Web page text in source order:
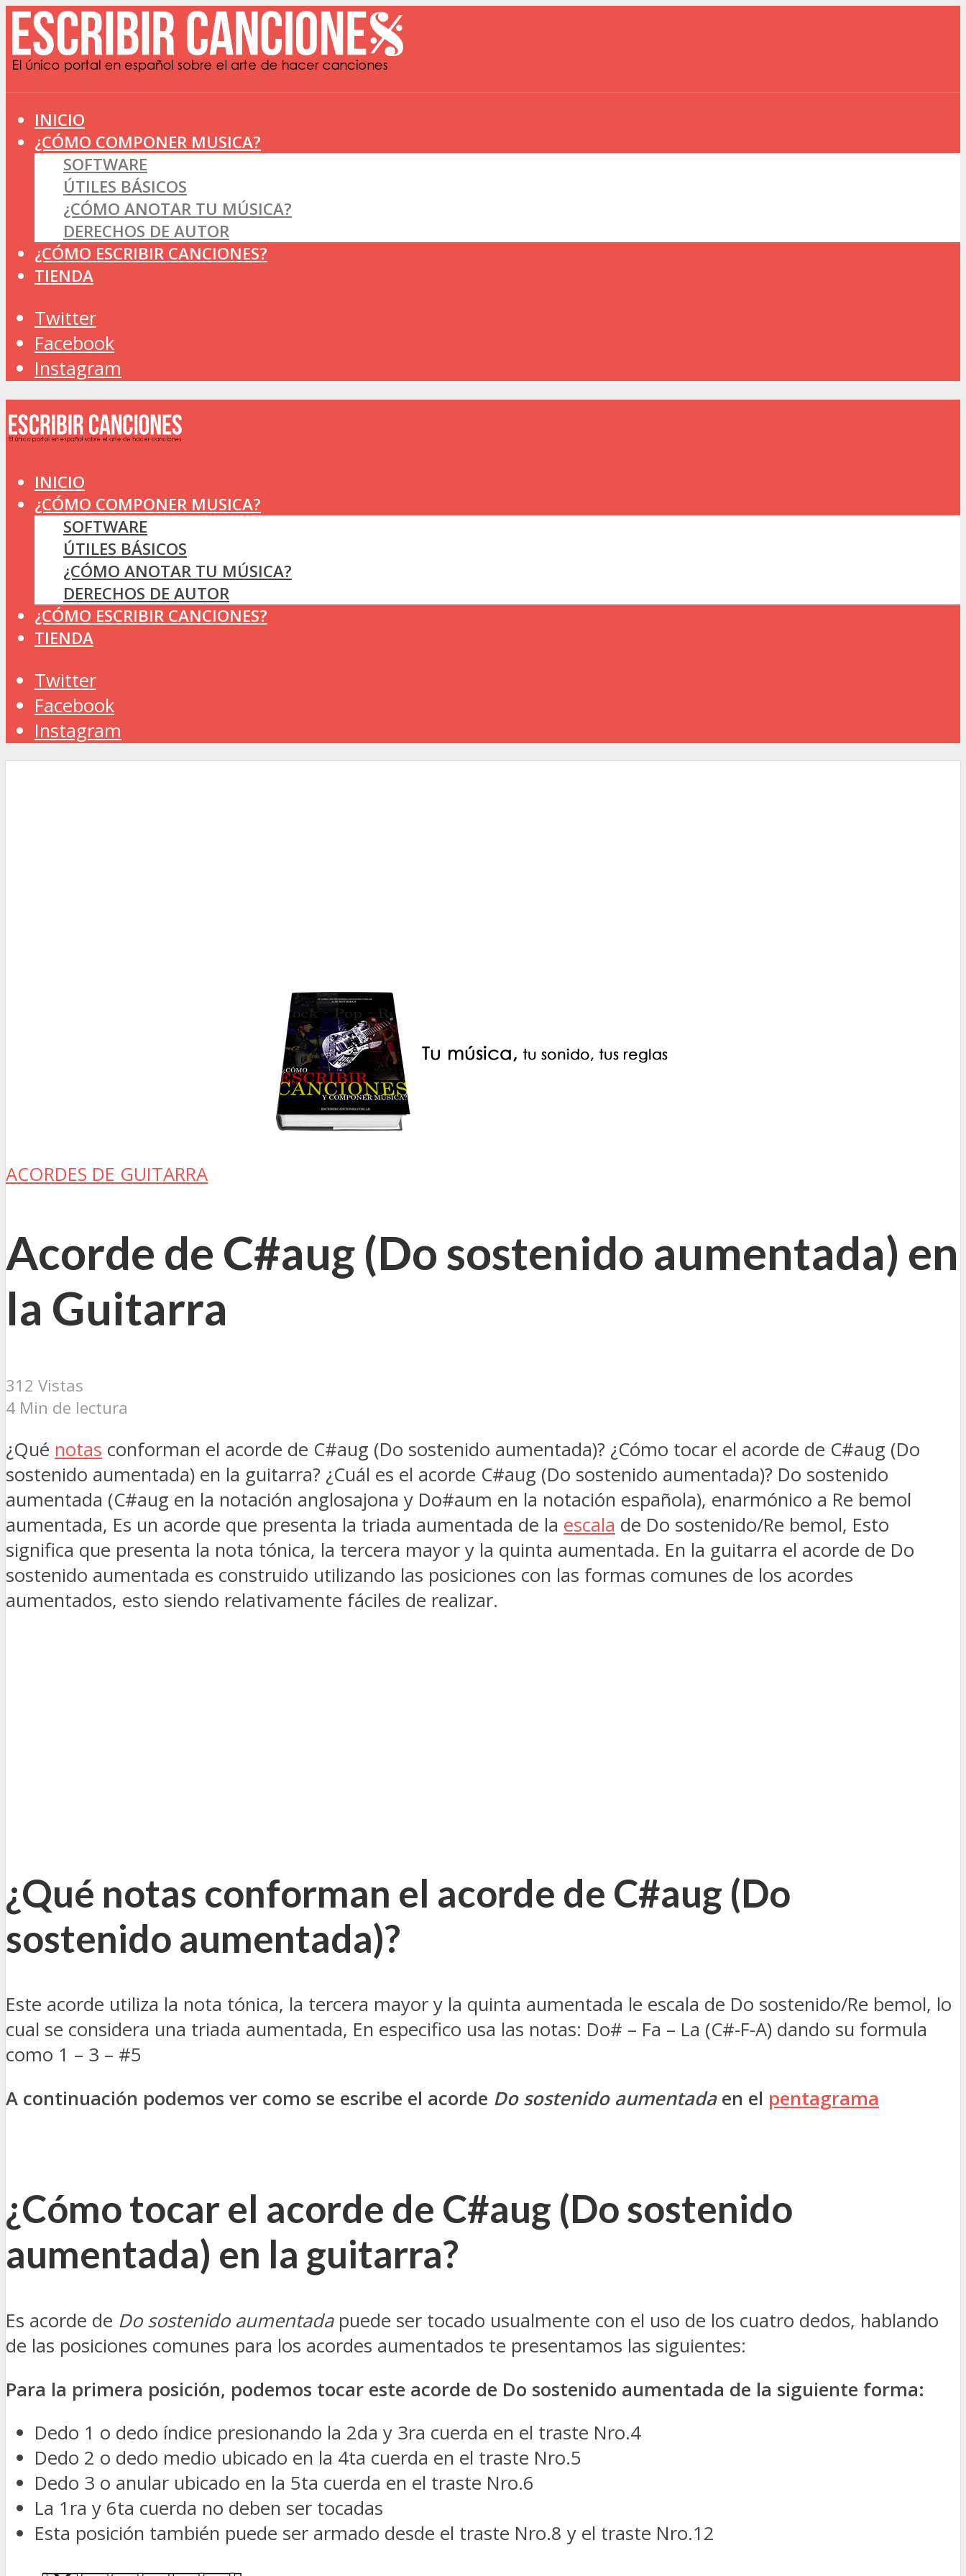
INICIO
¿CÓMO COMPONER MUSICA?
SOFTWARE
ÚTILES BÁSICOS
¿CÓMO ANOTAR TU MÚSICA?
DERECHOS DE AUTOR
¿CÓMO ESCRIBIR CANCIONES?
TIENDA
Twitter
Facebook
Instagram
INICIO
¿CÓMO COMPONER MUSICA?
SOFTWARE
ÚTILES BÁSICOS
¿CÓMO ANOTAR TU MÚSICA?
DERECHOS DE AUTOR
¿CÓMO ESCRIBIR CANCIONES?
TIENDA
Twitter
Facebook
Instagram
ACORDES DE GUITARRA
Acorde de C#aug (Do sostenido aumentada) en
la Guitarra
312 Vistas
4 Min de lectura
¿Qué notas conforman el acorde de C#aug (Do sostenido aumentada)? ¿Cómo tocar el acorde de C#aug (Do
sostenido aumentada) en la guitarra? ¿Cuál es el acorde C#aug (Do sostenido aumentada)? Do sostenido
aumentada (C#aug en la notación anglosajona y Do#aum en la notación española), enarmónico a Re bemol
aumentada, Es un acorde que presenta la triada aumentada de la escala de Do sostenido/Re bemol, Esto
significa que presenta la nota tónica, la tercera mayor y la quinta aumentada. En la guitarra el acorde de Do
sostenido aumentada es construido utilizando las posiciones con las formas comunes de los acordes
aumentados, esto siendo relativamente fáciles de realizar.
¿Qué notas conforman el acorde de C#aug (Do
sostenido aumentada)?
Este acorde utiliza la nota tónica, la tercera mayor y la quinta aumentada le escala de Do sostenido/Re bemol, lo
cual se considera una triada aumentada, En especifico usa las notas: Do# – Fa – La (C#-F-A) dando su formula
como 1 – 3 – #5
A continuación podemos ver como se escribe el acorde Do sostenido aumentadaen el pentagrama
¿Cómo tocar el acorde de C#aug (Do sostenido
aumentada) en la guitarra?
Es acorde de Do sostenido aumentadapuede ser tocado usualmente con el uso de los cuatro dedos, hablando
de las posiciones comunes para los acordes aumentados te presentamos las siguientes:
Para la primera posición, podemos tocar este acorde de Do sostenido aumentada de la siguiente forma:
Dedo 1 o dedo índice presionando la 2da y 3ra cuerda en el traste Nro.4
Dedo 2 o dedo medio ubicado en la 4ta cuerda en el traste Nro.5
Dedo 3 o anular ubicado en la 5ta cuerda en el traste Nro.6
La 1ra y 6ta cuerda no deben ser tocadas
Esta posición también puede ser armado desde el traste Nro.8 y el traste Nro.12